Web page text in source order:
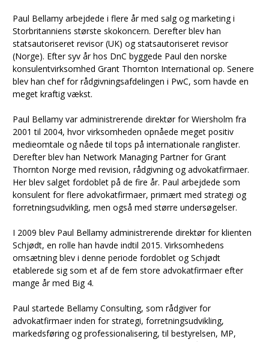
Paul Bellamy arbejdede i flere år med salg og marketing i
Storbritanniens største skokoncern. Derefter blev han
statsautoriseret revisor (UK) og statsautoriseret revisor
(Norge). Efter syv år hos DnC byggede Paul den norske
konsulentvirksomhed Grant Thornton International op. Senere
blev han chef for rådgivningsafdelingen i PwC, som havde en
meget kraftig vækst.
Paul Bellamy var administrerende direktør for Wiersholm fra
2001 til 2004, hvor virksomheden opnåede meget positiv
medieomtale og nåede til tops på internationale ranglister.
Derefter blev han Network Managing Partner for Grant
Thornton Norge med revision, rådgivning og advokatfirmaer.
Her blev salget fordoblet på de fire år. Paul arbejdede som
konsulent for flere advokatfirmaer, primært med strategi og
forretningsudvikling, men også med større undersøgelser.
I 2009 blev Paul Bellamy administrerende direktør for klienten
Schjødt, en rolle han havde indtil 2015. Virksomhedens
omsætning blev i denne periode fordoblet og Schjødt
etablerede sig som et af de fem store advokatfirmaer efter
mange år med Big 4.
Paul startede Bellamy Consulting, som rådgiver for
advokatfirmaer inden for strategi, forretningsudvikling,
markedsføring og professionalisering, til bestyrelsen, MP,